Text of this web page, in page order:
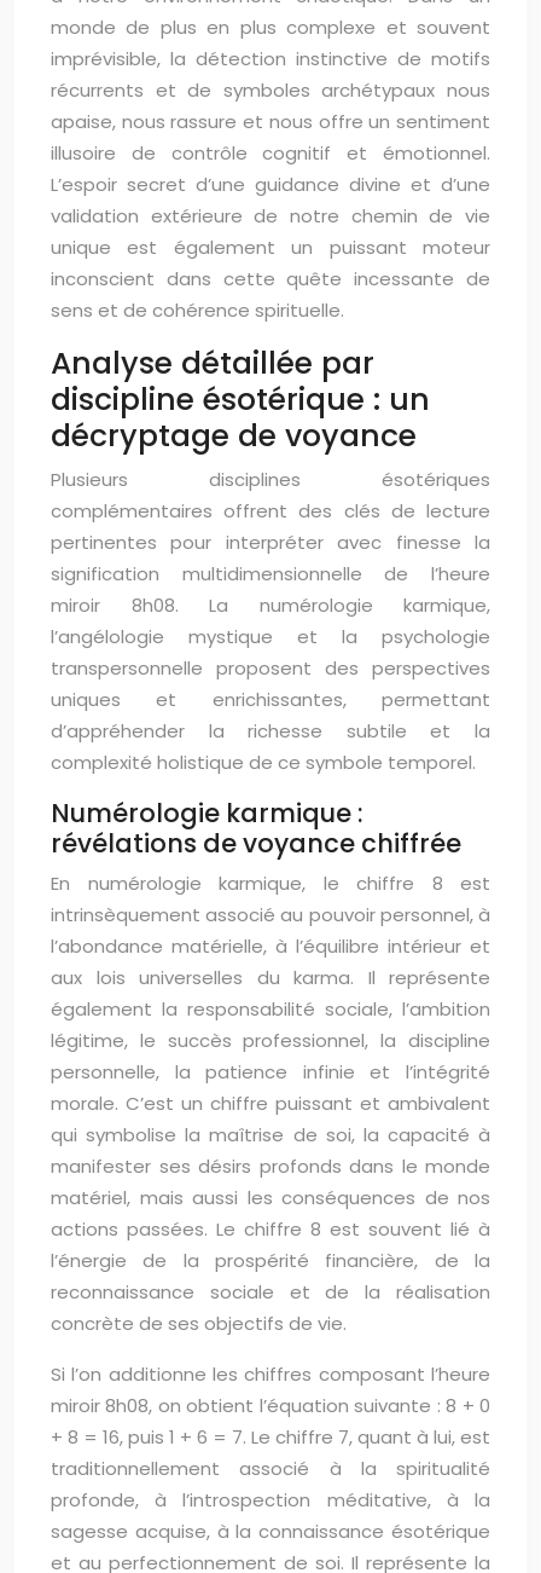
monde de plus en plus complexe et souvent
imprévisible, la détection instinctive de motifs
récurrents et de symboles archétypaux nous
apaise, nous rassure et nous offre un sentiment
illusoire de contrôle cognitif et émotionnel.
L’espoir secret d’une guidance divine et d’une
validation extérieure de notre chemin de vie
unique est également un puissant moteur
inconscient dans cette quête incessante de
sens et de cohérence spirituelle.
Analyse détaillée par
discipline ésotérique : un
décryptage de voyance
Plusieurs disciplines ésotériques
complémentaires offrent des clés de lecture
pertinentes pour interpréter avec finesse la
signification multidimensionnelle de l’heure
miroir 8h08. La numérologie karmique,
l’angélologie mystique et la psychologie
transpersonnelle proposent des perspectives
uniques et enrichissantes, permettant
d’appréhender la richesse subtile et la
complexité holistique de ce symbole temporel.
Numérologie karmique :
révélations de voyance chiffrée
En numérologie karmique, le chiffre 8 est
intrinsèquement associé au pouvoir personnel, à
l’abondance matérielle, à l’équilibre intérieur et
aux lois universelles du karma. Il représente
également la responsabilité sociale, l’ambition
légitime, le succès professionnel, la discipline
personnelle, la patience infinie et l’intégrité
morale. C’est un chiffre puissant et ambivalent
qui symbolise la maîtrise de soi, la capacité à
manifester ses désirs profonds dans le monde
matériel, mais aussi les conséquences de nos
actions passées. Le chiffre 8 est souvent lié à
l’énergie de la prospérité financière, de la
reconnaissance sociale et de la réalisation
concrète de ses objectifs de vie.
Si l’on additionne les chiffres composant l’heure
miroir 8h08, on obtient l’équation suivante : 8 + 0
+ 8 = 16, puis 1 + 6 = 7. Le chiffre 7, quant à lui, est
traditionnellement associé à la spiritualité
profonde, à l’introspection méditative, à la
sagesse acquise, à la connaissance ésotérique
et au perfectionnement de soi. Il représente la